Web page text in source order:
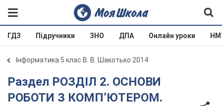
ГДЗ Підручники ЗНО ДПА Онлайн уроки
Інформатика 5 клас В. В. Шакотько 2014
Раздел РОЗДІЛ 2. ОСНОВИ
РОБОТИ З КОМП’ЮТЕРОМ.